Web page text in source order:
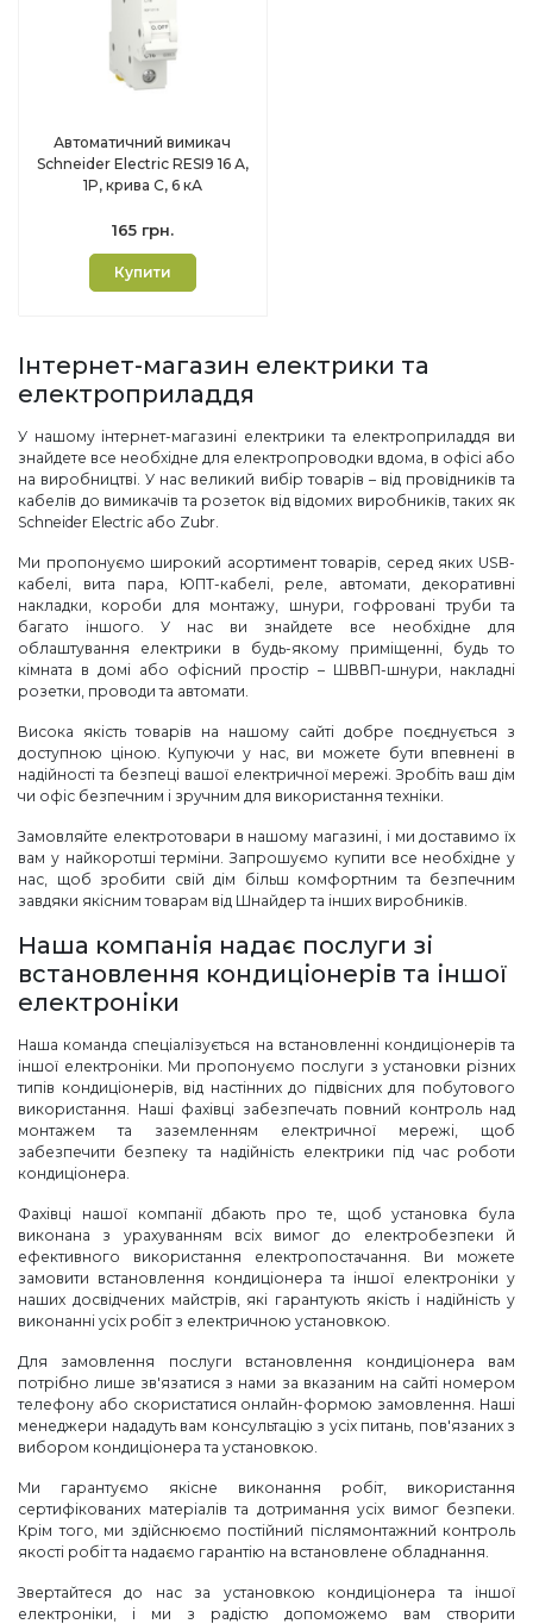
Автоматичний вимикач
Schneider Electric RESI9 16 А,
1P, крива С, 6 кА
165 грн.
Купити
Інтернет-магазин електрики та
електроприладдя
У нашому інтернет-магазині електрики та електроприладдя ви
знайдете все необхідне для електропроводки вдома, в офісі або
на виробництві. У нас великий вибір товарів – від провідників та
кабелів до вимикачів та розеток від відомих виробників, таких як
Schneider Electric або Zubr.
Ми пропонуємо широкий асортимент товарів, серед яких USB-
кабелі, вита пара, ЮПТ-кабелі, реле, автомати, декоративні
накладки, короби для монтажу, шнури, гофровані труби та
багато іншого. У нас ви знайдете все необхідне для
облаштування електрики в будь-якому приміщенні, будь то
кімната в домі або офісний простір – ШВВП-шнури, накладні
розетки, проводи та автомати.
Висока якість товарів на нашому сайті добре поєднується з
доступною ціною. Купуючи у нас, ви можете бути впевнені в
надійності та безпеці вашої електричної мережі. Зробіть ваш дім
чи офіс безпечним і зручним для використання техніки.
Замовляйте електротовари в нашому магазині, і ми доставимо їх
вам у найкоротші терміни. Запрошуємо купити все необхідне у
нас, щоб зробити свій дім більш комфортним та безпечним
завдяки якісним товарам від Шнайдер та інших виробників.
Наша компанія надає послуги зі
встановлення кондиціонерів та іншої
електроніки
Наша команда спеціалізується на встановленні кондиціонерів та
іншої електроніки. Ми пропонуємо послуги з установки різних
типів кондиціонерів, від настінних до підвісних для побутового
використання. Наші фахівці забезпечать повний контроль над
монтажем та заземленням електричної мережі, щоб
забезпечити безпеку та надійність електрики під час роботи
кондиціонера.
Фахівці нашої компанії дбають про те, щоб установка була
виконана з урахуванням всіх вимог до електробезпеки й
ефективного використання електропостачання. Ви можете
замовити встановлення кондиціонера та іншої електроніки у
наших досвідчених майстрів, які гарантують якість і надійність у
виконанні усіх робіт з електричною установкою.
Для замовлення послуги встановлення кондиціонера вам
потрібно лише зв'язатися з нами за вказаним на сайті номером
телефону або скористатися онлайн-формою замовлення. Наші
менеджери нададуть вам консультацію з усіх питань, пов'язаних з
вибором кондиціонера та установкою.
Ми гарантуємо якісне виконання робіт, використання
сертифікованих матеріалів та дотримання усіх вимог безпеки.
Крім того, ми здійснюємо постійний післямонтажний контроль
якості робіт та надаємо гарантію на встановлене обладнання.
Звертайтеся до нас за установкою кондиціонера та іншої
електроніки, і ми з радістю допоможемо вам створити